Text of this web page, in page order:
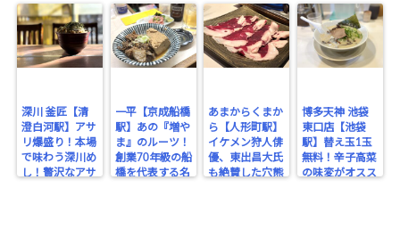
深川 釜匠【清
澄白河駅】アサ
リ爆盛り！本場
で味わう深川め
し！贅沢なアサ
一平【京成船橋
駅】あの『増や
ま』のルーツ！
創業70年級の船
橋を代表する名
あまからくまか
ら【人形町駅】
イケメン狩人俳
優、東出昌大氏
も絶賛した穴熊
博多天神 池袋
東口店【池袋
駅】替え玉1玉
無料！辛子高菜
の味変がオスス